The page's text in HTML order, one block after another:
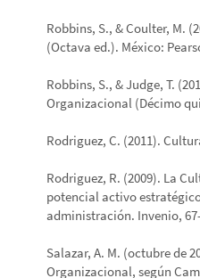
Robbins, S., & Coulter, M.
(Octava ed.). México:
Robbins, S., & Judge, T.
Organizacional (Décimo
Rodriguez, C. (2011).
Rodriguez, R. (2009). La
potencial activo
administración. Invenio,
Salazar, A. M. (octubre de
Organizacional, según